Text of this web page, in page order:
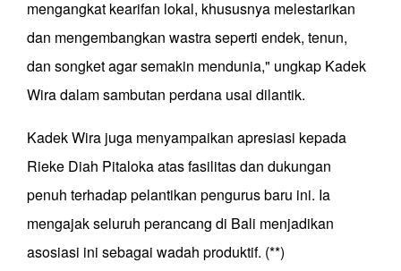
mengangkat kearifan lokal, khususnya melestarikan
dan mengembangkan wastra seperti endek, tenun,
dan songket agar semakin mendunia," ungkap Kadek
Wira dalam sambutan perdana usai dilantik.
Kadek Wira juga menyampaikan apresiasi kepada
Rieke Diah Pitaloka atas fasilitas dan dukungan
penuh terhadap pelantikan pengurus baru ini. Ia
mengajak seluruh perancang di Bali menjadikan
asosiasi ini sebagai wadah produktif. (**)